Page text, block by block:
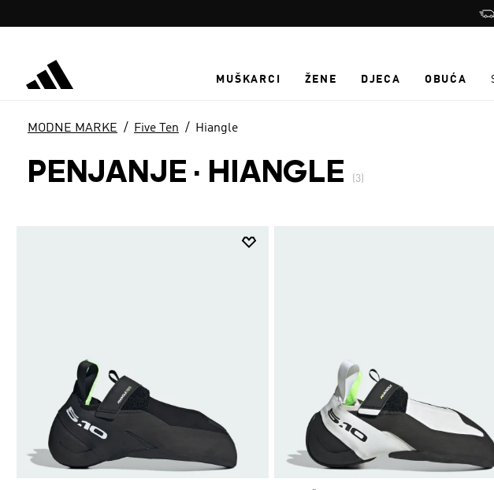
MUŠKARCI ŽENE DJECA OBUĆA
MODNE MARKE Five Ten Hiangle
PENJANJE · HIANGLE (3)